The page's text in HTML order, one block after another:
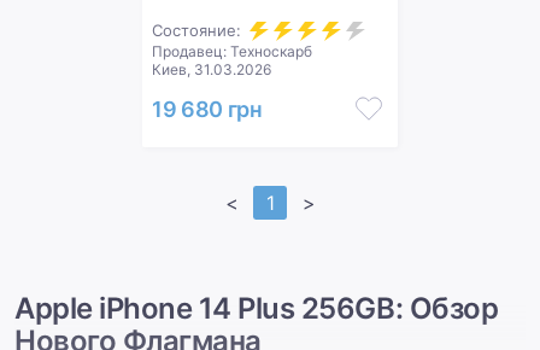
Состояние:
Продавец: Техноскарб
Киев, 31.03.2026
19 680 грн
< 1 >
Apple iPhone 14 Plus 256GB: Обзор
Нового Флагмана